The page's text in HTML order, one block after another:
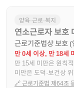
양육·근로·복지
연소근로자 보호
근로기준법상 보호
만 0세 이상, 만 18세
만 15세 미만은 원칙
미만은 도덕·보건상
🔗근로기준법 제64조